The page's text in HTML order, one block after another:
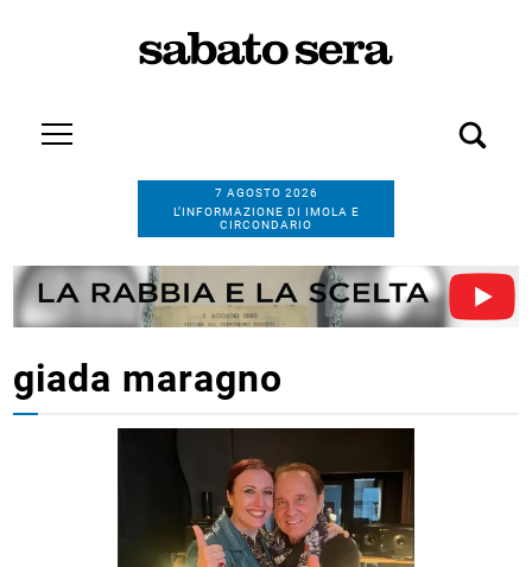
7 AGOSTO 2026
L’INFORMAZIONE DI IMOLA E
CIRCONDARIO
giada maragno